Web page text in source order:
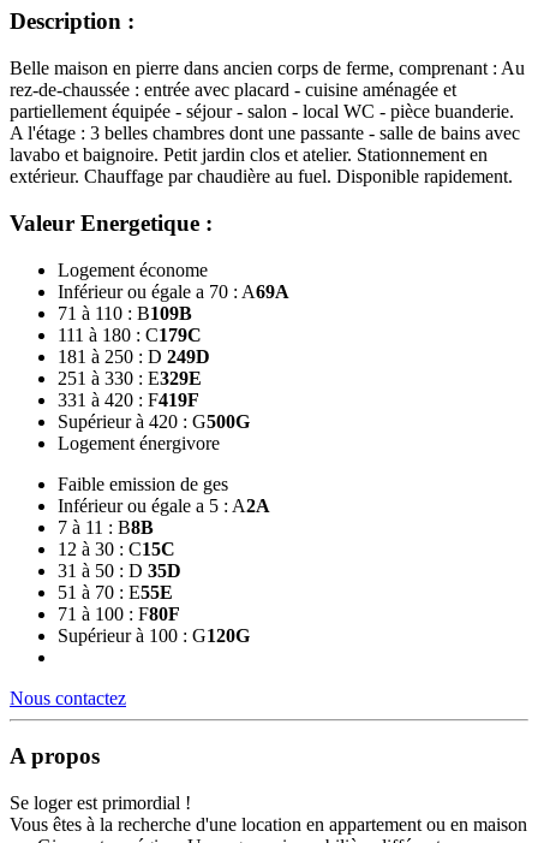
Description :
Belle maison en pierre dans ancien corps de ferme, comprenant : Au
rez-de-chaussée : entrée avec placard - cuisine aménagée et
partiellement équipée - séjour - salon - local WC - pièce buanderie.
A l'étage : 3 belles chambres dont une passante - salle de bains avec
lavabo et baignoire. Petit jardin clos et atelier. Stationnement en
extérieur. Chauffage par chaudière au fuel. Disponible rapidement.
Valeur Energetique :
Logement économe
Inférieur ou égale a 70 : A69A
71 à 110 : B109B
111 à 180 : C179C
181 à 250 : D 249D
251 à 330 : E329E
331 à 420 : F419F
Supérieur à 420 : G500G
Logement énergivore
Faible emission de ges
Inférieur ou égale a 5 : A2A
7 à 11 : B8B
12 à 30 : C15C
31 à 50 : D 35D
51 à 70 : E55E
71 à 100 : F80F
Supérieur à 100 : G120G
Nous contactez
A propos
Se loger est primordial !
Vous êtes à la recherche d'une location en appartement ou en maison